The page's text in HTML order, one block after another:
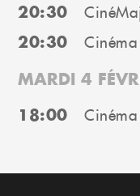
20:30
20:30 Cinéma
MARDI 4
18:00 Cinéma